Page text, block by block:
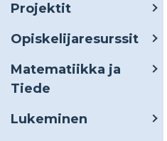
Projektit
Opiskelijaresurssit
Matematiikka ja
Tiede
Lukeminen